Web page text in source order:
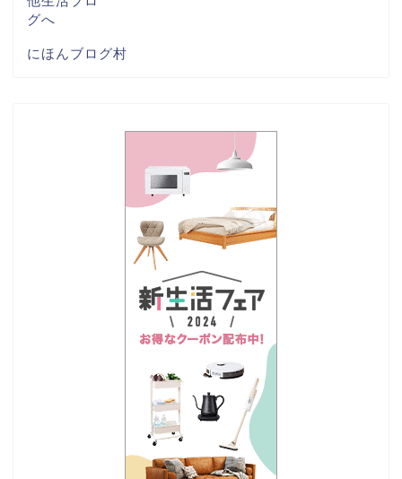
にほんブログ村